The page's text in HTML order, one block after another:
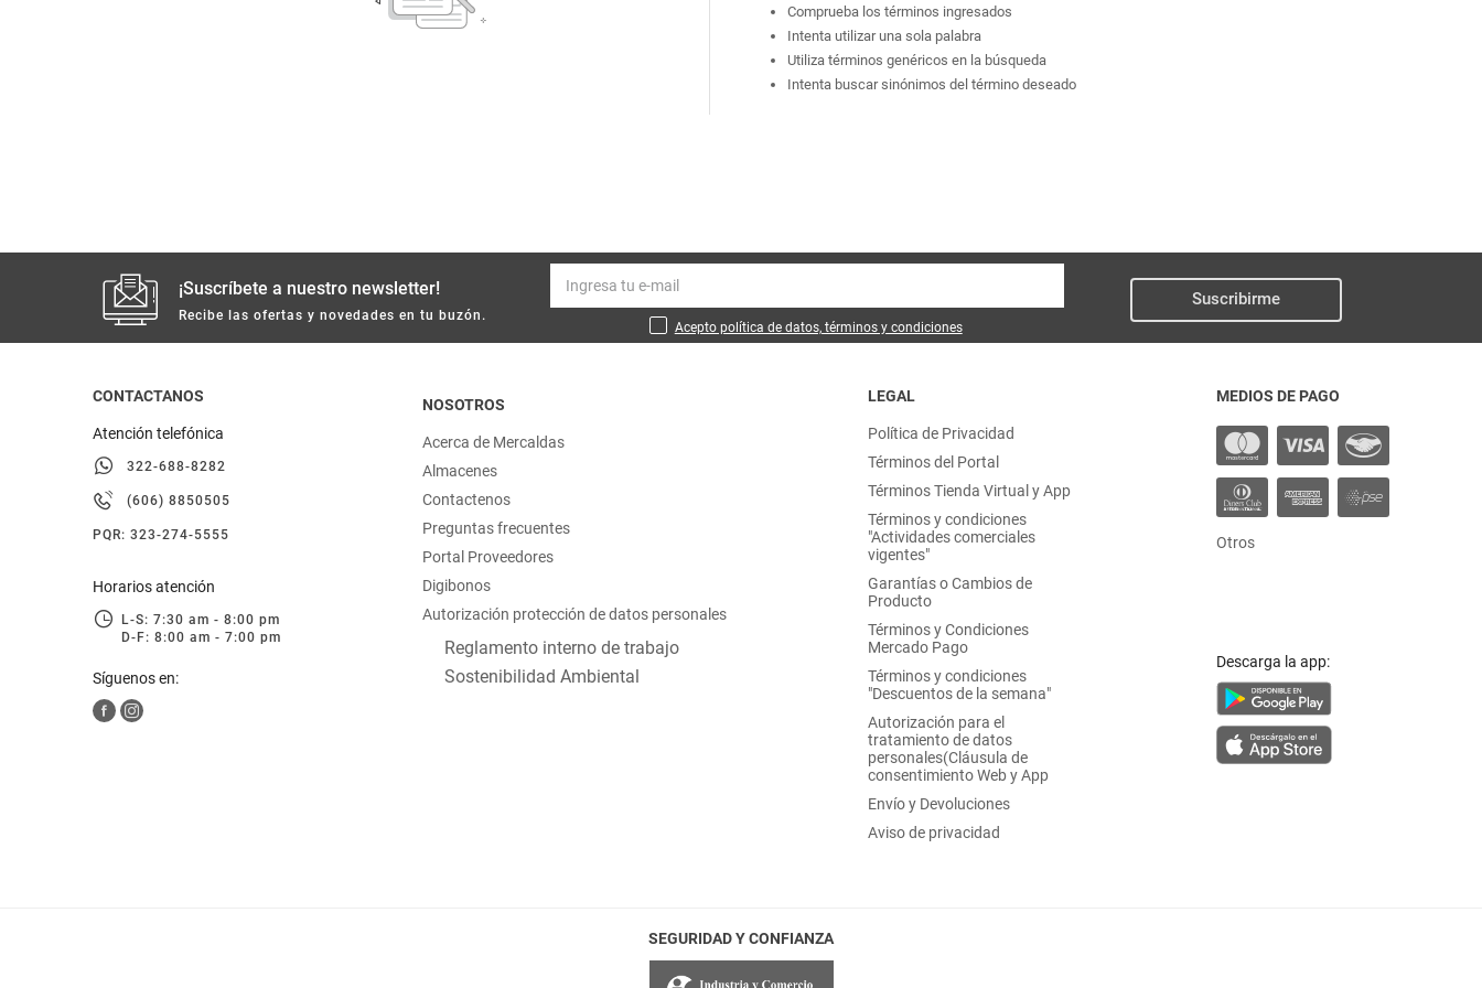
mascotas
limpieza
hogar
tecnología
moda
deportes
Comprueba los términos ingresados
Intenta utilizar una sola palabra
Utiliza términos genéricos en la búsqueda
Intenta buscar sinónimos del término deseado
¡Suscríbete a nuestro newsletter!
Recibe las ofertas y novedades en tu buzón.
Acepto política de datos, términos y condiciones
Suscribirme
CONTACTANOS
Atención telefónica
322-688-8282
(606) 8850505
PQR: 323-274-5555
Horarios atención
L-S: 7:30 am - 8:00 pm
D-F: 8:00 am - 7:00 pm
Síguenos en:
NOSOTROS
Acerca de Mercaldas
Almacenes
Contactenos
Preguntas frecuentes
Portal Proveedores
Digibonos
Autorización protección de datos personales
Reglamento interno de trabajo
Sostenibilidad Ambiental
LEGAL
Política de Privacidad
Términos del Portal
Términos Tienda Virtual y App
Términos y condiciones
"Actividades comerciales
vigentes"
Garantías o Cambios de
Producto
Términos y Condiciones
Mercado Pago
Términos y condiciones
"Descuentos de la semana"
Autorización para el
tratamiento de datos
personales(Cláusula de
consentimiento Web y App
Envío y Devoluciones
Aviso de privacidad
MEDIOS DE PAGO
Otros
Descarga la app:
SEGURIDAD Y CONFIANZA